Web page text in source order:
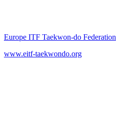
Europe ITF Taekwon-do Federation
www.eitf-taekwondo.org